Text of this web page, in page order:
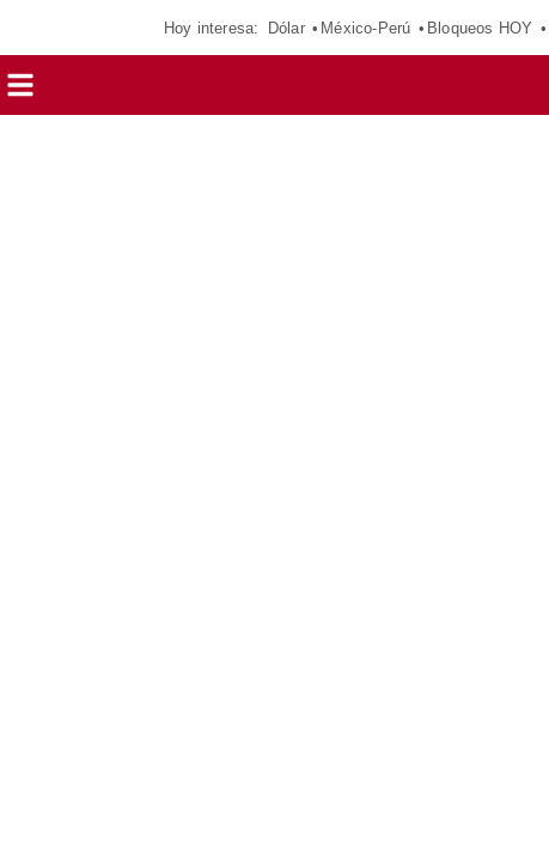
Hoy interesa: Dólar México-Perú Bloqueos HOY